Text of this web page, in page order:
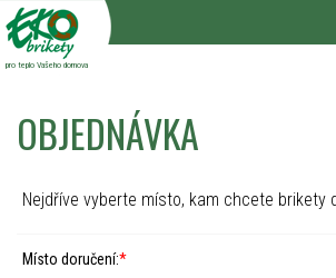
pro teplo Vašeho domova
OBJEDNÁVKA
Nejdříve vyberte místo, kam chcete brikety
Místo doručení:*